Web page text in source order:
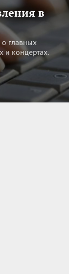
в
главных
и концертах.